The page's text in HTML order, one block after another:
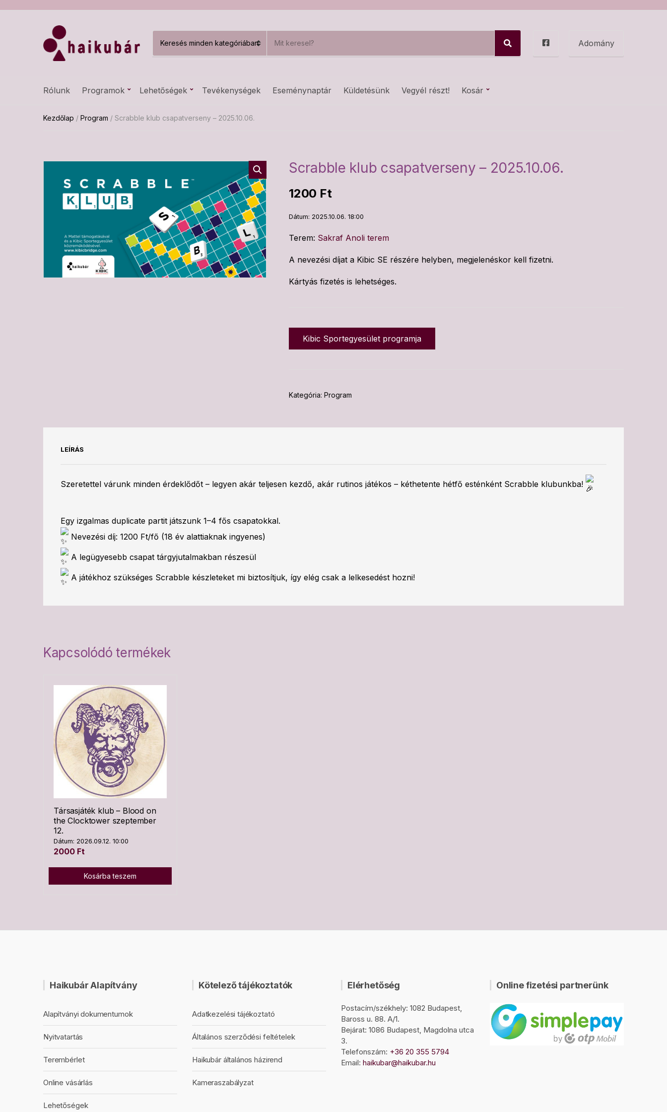
a
g
y
a
s
S
e
Adomány
Rólunk Programok Lehetőségek Tevékenységek Eseménynaptár Küldetésünk Vegyél részt! Kosár
Kezdőlap / Program / Scrabble klub csapatverseny – 2025.10.06.
Scrabble klub csapatverseny – 2025.10.06.
1200 Ft
Dátum: 2025.10.06. 18:00
Terem: Sakraf Anoli terem
A nevezési díjat a Kibic SE részére helyben, megjelenéskor kell fizetni.
Kártyás fizetés is lehetséges.
Kibic Sportegyesület programja
Kategória: Program
LEÍRÁS
Szeretettel várunk minden érdeklődőt – legyen akár teljesen kezdő, akár rutinos játékos – kéthetente hétfő esténként Scrabble klubunkba!
Egy izgalmas duplicate partit játszunk 1–4 fős csapatokkal.
Nevezési díj: 1200 Ft/fő (18 év alattiaknak ingyenes)
A legügyesebb csapat tárgyjutalmakban részesül
A játékhoz szükséges Scrabble készleteket mi biztosítjuk, így elég csak a lelkesedést hozni!
Kapcsolódó termékek
Társasjáték klub – Blood on
the Clocktower szeptember
12.
Dátum: 2026.09.12. 10:00
2000 Ft
Kosárba teszem
Haikubár Alapítvány
Alapítványi dokumentumok
Nyitvatartás
Terembérlet
Online vásárlás
Lehetőségek
Kötelező tájékoztatók
Adatkezelési tájékoztató
Általános szerződési feltételek
Haikubár általános házirend
Kameraszabályzat
Elérhetőség
Postacím/székhely: 1082 Budapest,
Baross u. 88. A/1.
Bejárat: 1086 Budapest, Magdolna utca
3.
Telefonszám: +36 20 355 5794
Email: haikubar@haikubar.hu
Online fizetési partnerünk